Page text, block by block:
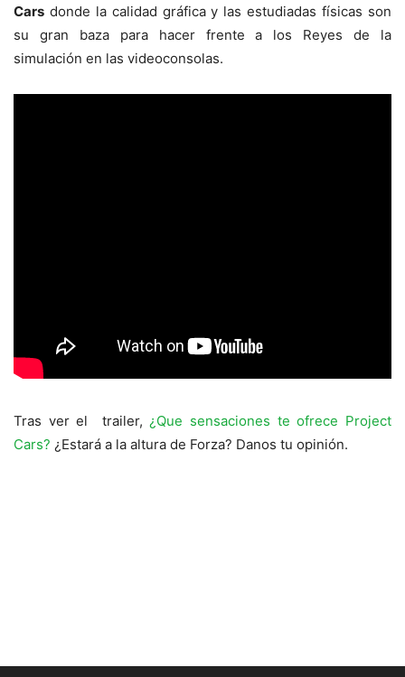
Cars donde la calidad gráfica y las estudiadas físicas son
su gran baza para hacer frente a los Reyes de la
simulación en las videoconsolas.
Tras ver el trailer,¿Que sensaciones te ofrece Project
Cars? ¿Estará a la altura de Forza? Danos tu opinión.